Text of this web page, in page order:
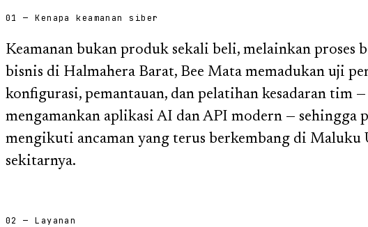
01 — Kenapa keamanan siber
Keamanan bukan produk sekali beli, melainkan proses
bisnis di Halmahera Barat, Bee Mata memadukan uji
konfigurasi, pemantauan, dan pelatihan kesadaran tim
mengamankan aplikasi AI dan API modern — sehingga
mengikuti ancaman yang terus berkembang di Maluku
sekitarnya.
02 — Layanan